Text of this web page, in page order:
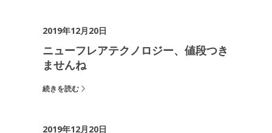
2019年12月20日
ニューフレアテクノロジー、値段つき
ませんね
続きを読む
2019年12月20日